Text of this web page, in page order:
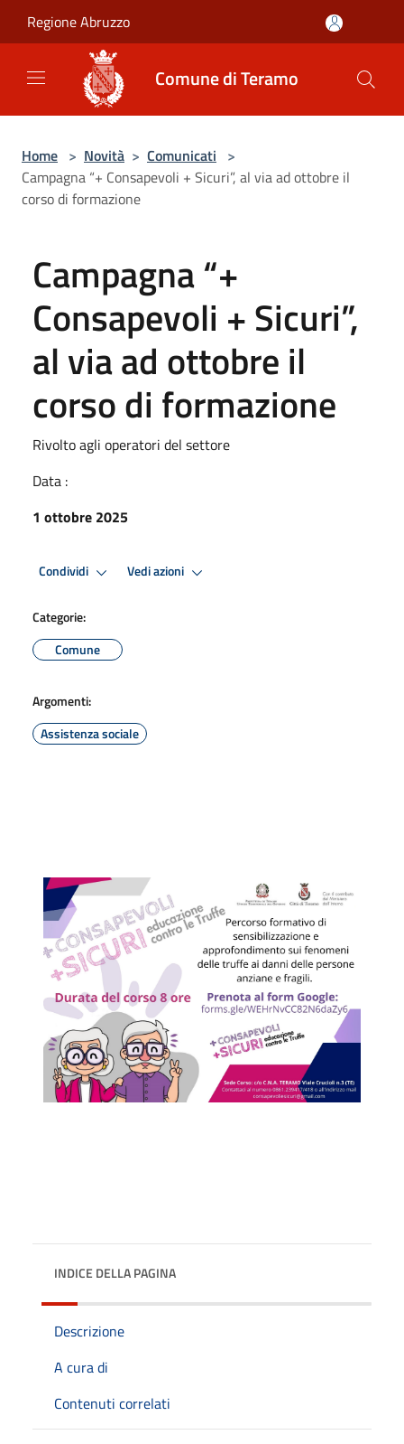
Regione Abruzzo
Comune di Teramo
Home > Novità > Comunicati >
Campagna “+ Consapevoli + Sicuri”, al via ad ottobre il
corso di formazione
Campagna “+
Consapevoli + Sicuri”,
al via ad ottobre il
corso di formazione
Rivolto agli operatori del settore
Data :
1 ottobre 2025
Condividi Vedi azioni
Categorie:
Comune
Argomenti:
Assistenza sociale
INDICE DELLA PAGINA
Descrizione
A cura di
Contenuti correlati